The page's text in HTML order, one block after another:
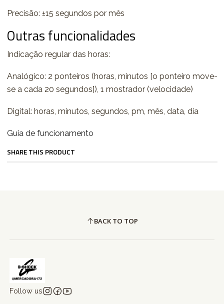
Precisão: ±15 segundos por mês
Outras funcionalidades
Indicação regular das horas:
Analógico: 2 ponteiros (horas, minutos [o ponteiro move-
se a cada 20 segundos]), 1 mostrador (velocidade)
Digital: horas, minutos, segundos, pm, mês, data, dia
Guia de funcionamento
SHARE THIS PRODUCT
BACK TO TOP
Follow us